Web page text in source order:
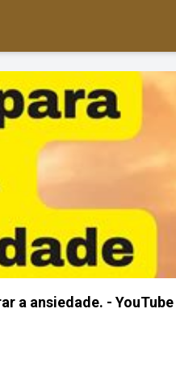
a ansiedade. - YouTube